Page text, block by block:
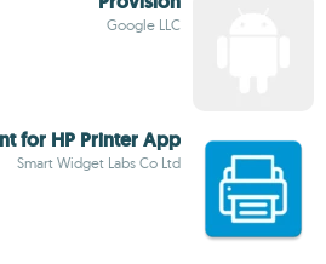
Google LLC
for HP Printer App
Smart Widget Labs Co Ltd